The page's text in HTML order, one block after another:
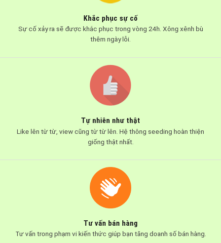
Khắc phục sự cố
Sự cố xảy ra sẽ được khắc phục trong vòng 24h. Xông xênh bù
thêm ngày lỗi.
Tự nhiên như thật
Like lên từ từ, view cũng từ từ lên. Hệ thông seeding hoàn thiện
giống thật nhất.
Tư vấn bán hàng
Tư vấn trong phạm vi kiến thức giúp bạn tăng doanh số bán hàng.